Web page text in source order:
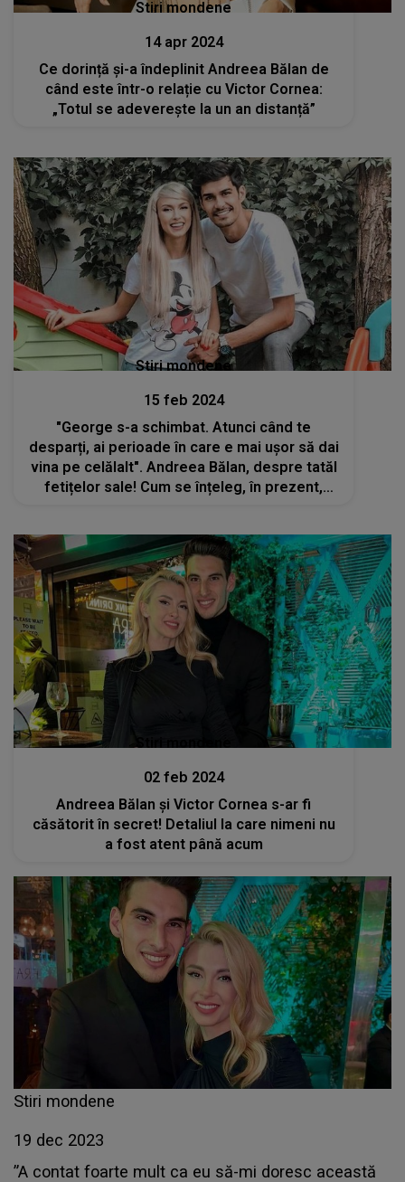
Stiri mondene
14 apr 2024
Ce dorință și-a îndeplinit Andreea Bălan de
când este într-o relație cu Victor Cornea:
„Totul se adeverește la un an distanță”
Stiri mondene
15 feb 2024
"George s-a schimbat. Atunci când te
desparți, ai perioade în care e mai ușor să dai
vina pe celălalt". Andreea Bălan, despre tatăl
fetițelor sale! Cum se înțeleg, în prezent,
Stiri mondene
02 feb 2024
Andreea Bălan și Victor Cornea s-ar fi
căsătorit în secret! Detaliul la care nimeni nu
a fost atent până acum
Stiri mondene
19 dec 2023
”A contat foarte mult ca eu să-mi doresc această